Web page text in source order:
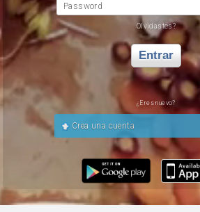
Password
Olvidastes?
Entrar
¿Eres nuevo?
Crea una cuenta